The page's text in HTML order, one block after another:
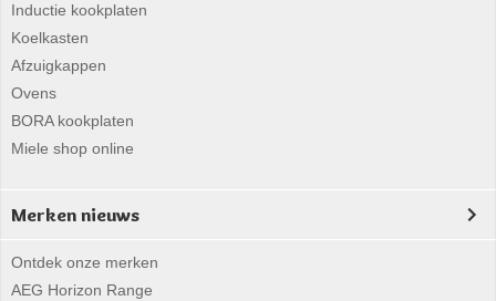
Inductie kookplaten
Koelkasten
Afzuigkappen
Ovens
BORA kookplaten
Miele shop online
Merken nieuws
Ontdek onze merken
AEG Horizon Range